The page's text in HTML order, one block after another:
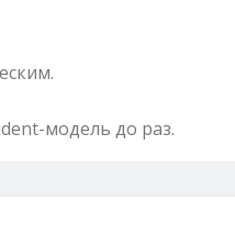
модель до раз.